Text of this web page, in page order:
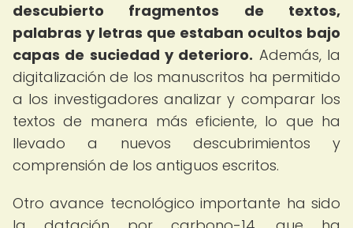
descubierto fragmentos de textos,
palabras y letras que estaban ocultos bajo
capas de suciedad y deterioro. Además, la
digitalización de los manuscritos ha permitido
a los investigadores analizar y comparar los
textos de manera más eficiente, lo que ha
llevado a nuevos descubrimientos y
comprensión de los antiguos escritos.
Otro avance tecnológico importante ha sido